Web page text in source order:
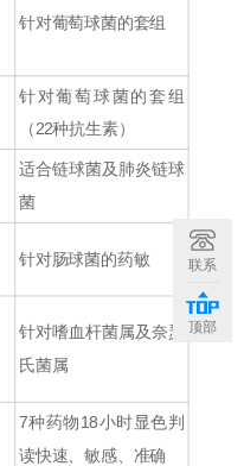
针对葡萄球菌的套组
针对葡萄球菌的套组
（22种抗生素）
适合链球菌及肺炎链球
菌
针对肠球菌的药敏
针对嗜血杆菌属及奈瑟
氏菌属
7种药物18小时显色判
读快速、敏感、准确
联系
顶部